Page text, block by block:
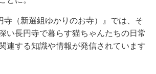
寺（新選組ゆかりのお寺）』では、そ
い長円寺で暮らす猫ちゃんたちの日常
連する知識や情報が発信されています